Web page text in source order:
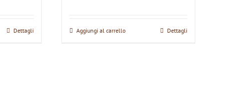
Dettagli Aggiungi al carrello Dettagli